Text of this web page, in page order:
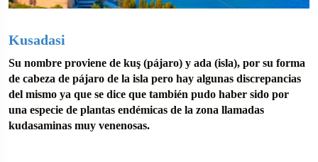
Kusadasi
Su nombre proviene de kuş (pájaro) y ada (isla), por su forma
de cabeza de pájaro de la isla pero hay algunas discrepancias
del mismo ya que se dice que también pudo haber sido por
una especie de plantas endémicas de la zona llamadas
kudasaminas muy venenosas.